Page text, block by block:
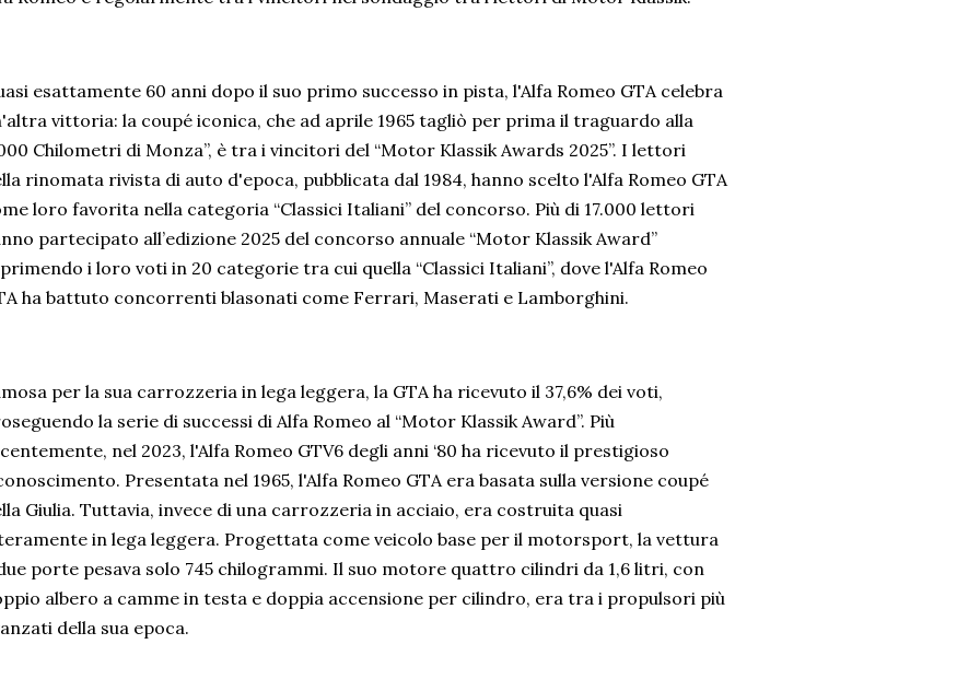
esattamente 60 anni dopo il suo primo successo in pista, l'Alfa Romeo GTA celebra
vittoria: la coupé iconica, che ad aprile 1965 tagliò per prima il traguardo alla
Chilometri di Monza”, è tra i vincitori del “Motor Klassik Awards 2025”. I lettori
rinomata rivista di auto d'epoca, pubblicata dal 1984, hanno scelto l'Alfa Romeo GTA
loro favorita nella categoria “Classici Italiani” del concorso. Più di 17.000 lettori
partecipato all’edizione 2025 del concorso annuale “Motor Klassik Award”
i loro voti in 20 categorie tra cui quella “Classici Italiani”, dove l'Alfa Romeo
ha battuto concorrenti blasonati come Ferrari, Maserati e Lamborghini.
per la sua carrozzeria in lega leggera, la GTA ha ricevuto il 37,6% dei voti,
la serie di successi di Alfa Romeo al “Motor Klassik Award”. Più
nel 2023, l'Alfa Romeo GTV6 degli anni ‘80 ha ricevuto il prestigioso
Presentata nel 1965, l'Alfa Romeo GTA era basata sulla versione coupé
Giulia. Tuttavia, invece di una carrozzeria in acciaio, era costruita quasi
in lega leggera. Progettata come veicolo base per il motorsport, la vettura
porte pesava solo 745 chilogrammi. Il suo motore quattro cilindri da 1,6 litri, con
albero a camme in testa e doppia accensione per cilindro, era tra i propulsori più
della sua epoca.